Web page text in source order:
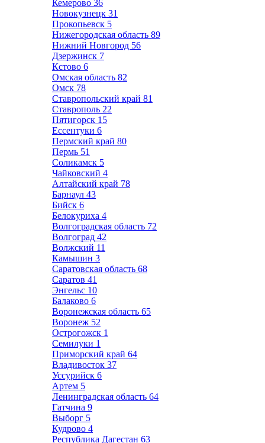
Кемерово 36
Новокузнецк 31
Прокопьевск 5
Нижегородская область 89
Нижний Новгород 56
Дзержинск 7
Кстово 6
Омская область 82
Омск 78
Ставропольский край 81
Ставрополь 22
Пятигорск 15
Ессентуки 6
Пермский край 80
Пермь 51
Соликамск 5
Чайковский 4
Алтайский край 78
Барнаул 43
Бийск 6
Белокуриха 4
Волгоградская область 72
Волгоград 42
Волжский 11
Камышин 3
Саратовская область 68
Саратов 41
Энгельс 10
Балаково 6
Воронежская область 65
Воронеж 52
Острогожск 1
Семилуки 1
Приморский край 64
Владивосток 37
Уссурийск 6
Артем 5
Ленинградская область 64
Гатчина 9
Выборг 5
Кудрово 4
Республика Дагестан 63